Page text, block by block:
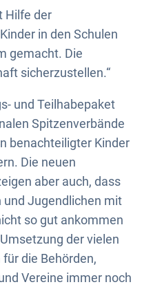
Hilfe der
in den Schulen
gemacht. Die
sicherzustellen.“
und Teilhabepaket
Spitzenverbände
benachteiligter Kinder
Die neuen
aber auch, dass
Jugendlichen mit
so gut ankommen
der vielen
die Behörden,
Vereine immer noch